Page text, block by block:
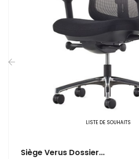
LISTE DE SOUHAITS
Siège Verus Dossier...